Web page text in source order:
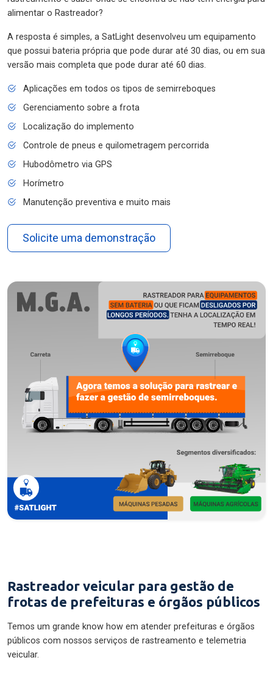
alimentar o Rastreador?
A resposta é simples, a SatLight desenvolveu um equipamento
que possui bateria própria que pode durar até 30 dias, ou em sua
versão mais completa que pode durar até 60 dias.
Aplicações em todos os tipos de semirreboques
Gerenciamento sobre a frota
Localização do implemento
Controle de pneus e quilometragem percorrida
Hubodômetro via GPS
Horímetro
Manutenção preventiva e muito mais
Solicite uma demonstração
Rastreador veicular para gestão de
frotas de prefeituras e órgãos públicos
Temos um grande know how em atender prefeituras e órgãos
públicos com nossos serviços de rastreamento e telemetria
veicular.